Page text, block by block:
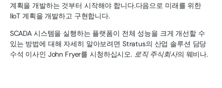
계획을 개발하는 것부터 시작해야 합니다.다음으로 미래를 위한
IIoT 계획을 개발하고 구현합니다.
SCADA 시스템을 실행하는 플랫폼이 전체 성능을 크게 개선할 수
있는 방법에 대해 자세히 알아보려면 Stratus의 산업 솔루션 담당
수석 이사인 John Fryer를 시청하십시오. 로직 주식회사의 웨비나.